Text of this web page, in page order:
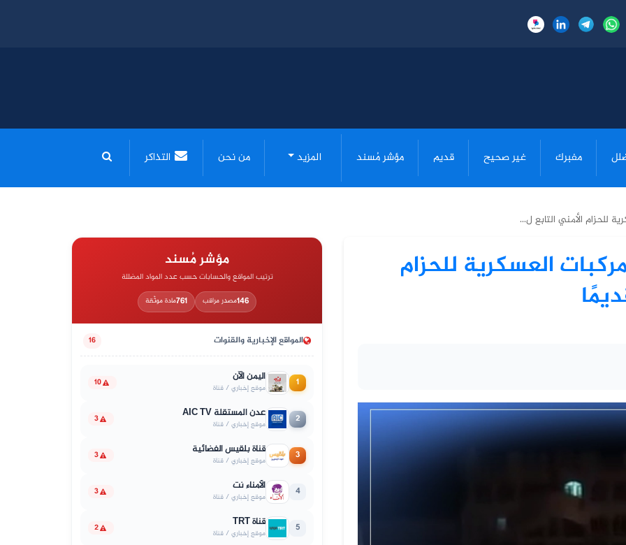
مفبرك غير صحيح قديم مؤشر مُسند المزيد من نحن التذاكر
للحزام الأمني التابع ل...
العسكرية للحزام
مؤشر مُسند
ترتيب المواقع والحسابات حسب عدد المواد المضللة
146مصدر مراقب 761مادة موثّقة
المواقع الإخبارية والقنوات 16
1 اليمن الآن
موقع إخباري / قناة 10
2 عدن المستقلة AIC TV
موقع إخباري / قناة 3
3 قناة بلقيس الفضائية
موقع إخباري / قناة 3
4 الأمناء نت
موقع إخباري / قناة 3
5 قناة TRT
موقع إخباري / قناة 2